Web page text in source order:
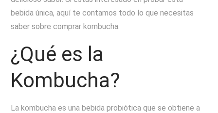
bebida única, aquí te contamos todo lo que necesitas
saber sobre comprar kombucha.
¿Qué es la
Kombucha?
La kombucha es una bebida probiótica que se obtiene a